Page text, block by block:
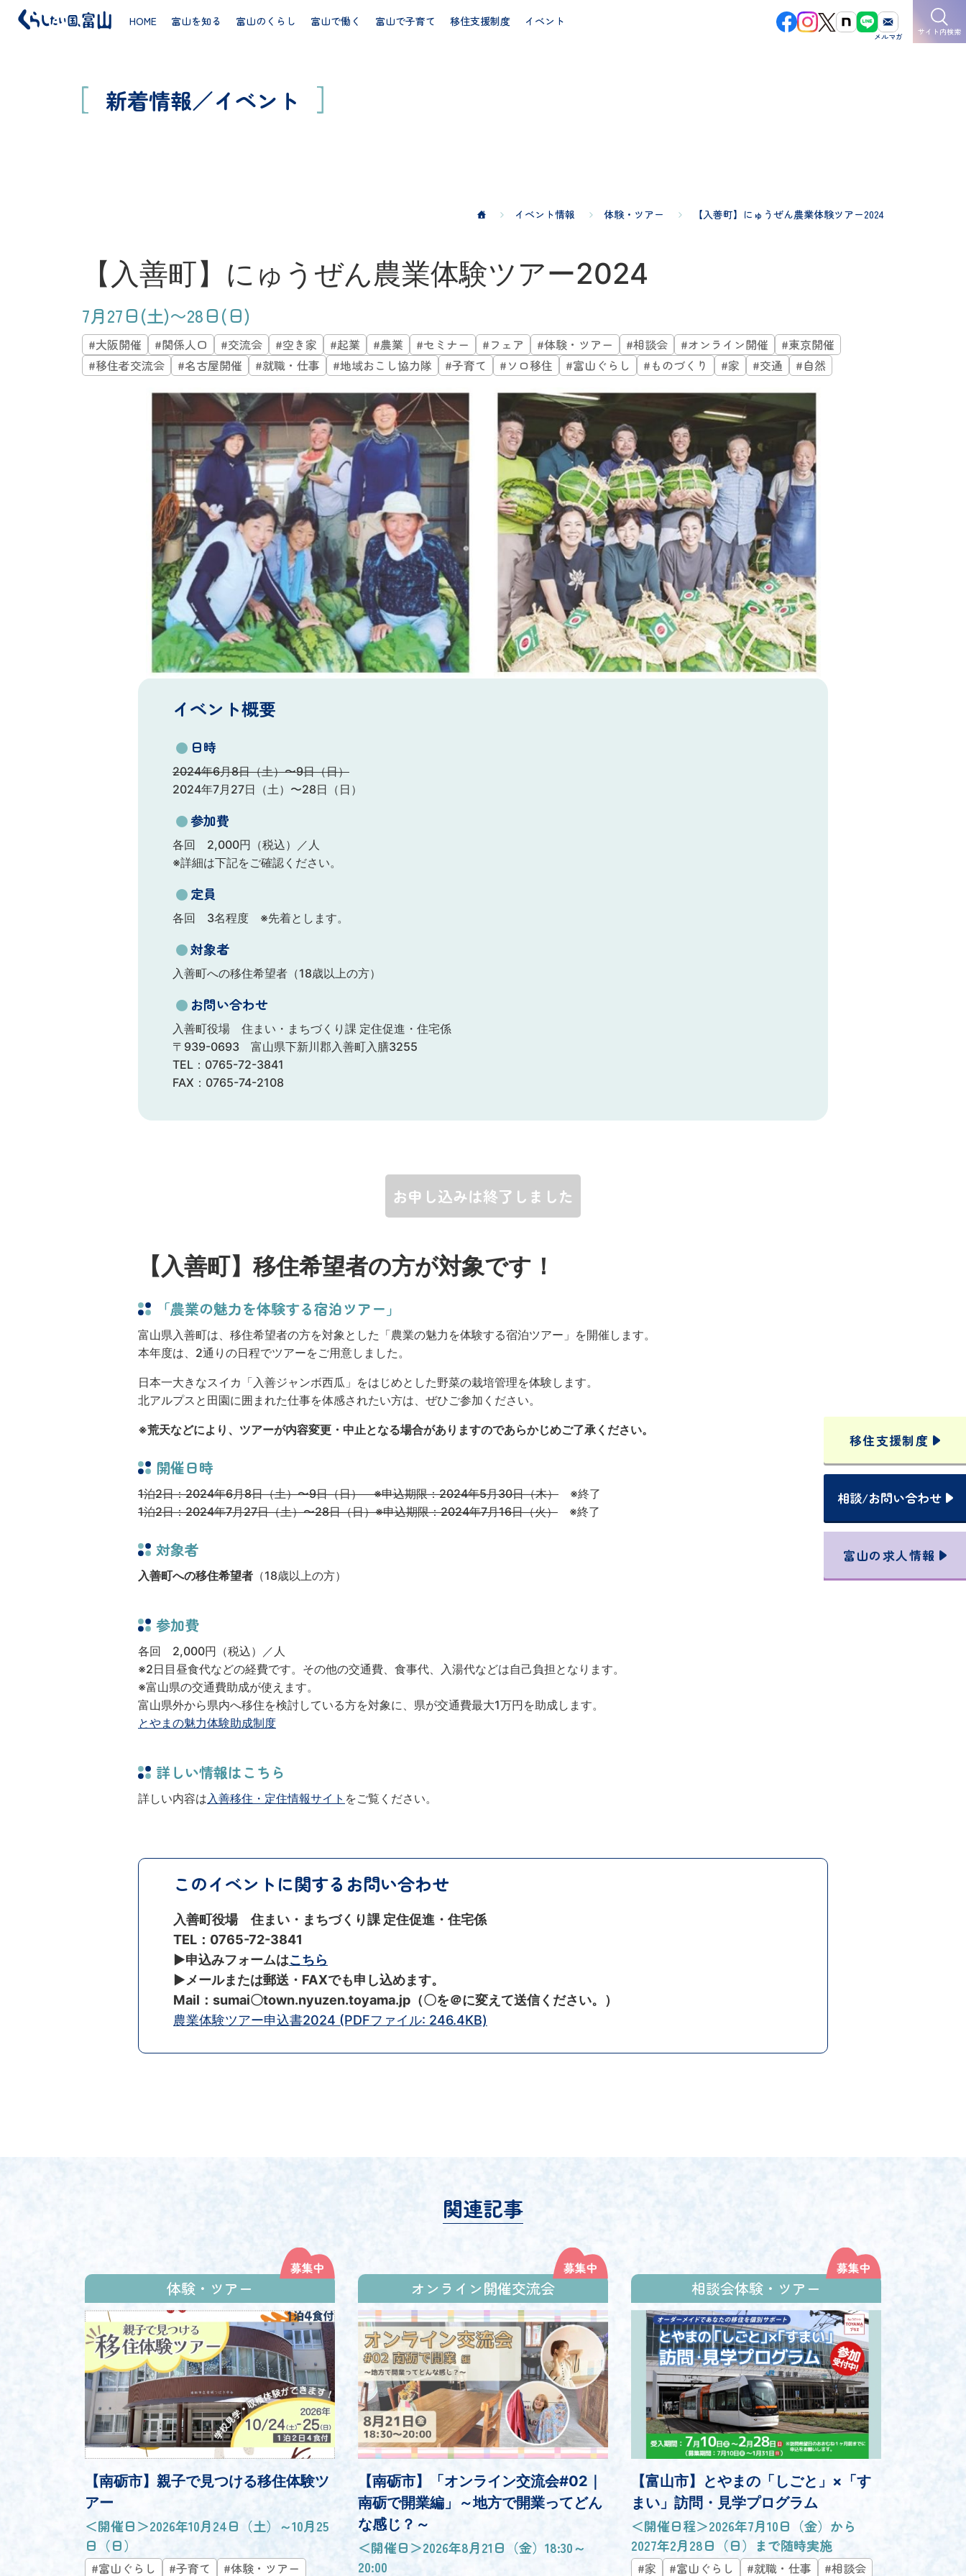
サイト内検索
HOME 富山を知る 富山のくらし 富山で働く 富山で子育て 移住支援制度 イベント
新着情報／イベント
イベント情報 体験・ツアー 【入善町】にゅうぜん農業体験ツアー2024
【入善町】にゅうぜん農業体験ツアー2024
7月27日(土)〜28日(日)
#大阪開催 #関係人口 #交流会 #空き家 #起業 #農業 #セミナー #フェア #体験・ツアー #相談会 #オンライン開催
#東京開催
#移住者交流会
#名古屋開催 #就職・仕事 #地域おこし協力隊 #子育て #ソロ移住 #富山ぐらし #ものづくり #家 #交通 #自然
イベント概要
● 日時
2024年6月8日（土）〜9日（日）
2024年7月27日（土）〜28日（日）
●参加費
各回 2,000円（税込）／人
※詳細は下記をご確認ください。
●定員
各回 3名程度 ※先着とします。
●対象者
入善町への移住希望者（18歳以上の方）
● お問い合わせ
入善町役場 住まい・まちづくり課 定住促進・住宅係
〒939-0693 富山県下新川郡入善町入膳3255
TEL：0765-72-3841
FAX：0765-74-2108
お申し込みは終了しました
【入善町】移住希望者の方が対象です！
「農業の魅力を体験する宿泊ツアー」
富山県入善町は、移住希望者の方を対象とした「農業の魅力を体験する宿泊ツアー」を開催します。
本年度は、2通りの日程でツアーをご用意しました。
日本一大きなスイカ「入善ジャンボ西瓜」をはじめとした野菜の栽培管理を体験します。
北アルプスと田園に囲まれた仕事を体感されたい方は、ぜひご参加ください。
※荒天などにより、ツアーが内容変更・中止となる場合がありますのであらかじめご了承ください。
開催日時
1泊2日：2024年6月8日（土）〜9日（日） ※申込期限：2024年5月30日（木） ※終了
1泊2日：2024年7月27日（土）〜28日（日）※申込期限：2024年7月16日（火） ※終了
対象者
入善町への移住希望者 （18歳以上の方）
参加費
各回 2,000円（税込）／人
※2日目昼食代などの経費です。その他の交通費、食事代、入湯代などは自己負担となります。
※富山県の交通費助成が使えます。
富山県外から県内へ移住を検討している方を対象に、県が交通費最大1万円を助成します。
とやまの魅力体験助成制度
詳しい情報はこちら
詳しい内容は入善移住・定住情報サイト をご覧ください。
このイベントに関するお問い合わせ
入善町役場
住まい・まちづくり課 定住促進・住宅係
TEL：0765-72-3841
▶︎申込みフォームはこちら
▶︎メールまたは郵送・FAXでも申し込めます。
Mail：sumai〇town.nyuzen.toyama.jp（〇を＠に変えて送信ください。）
農業体験ツアー申込書2024 (PDFファイル: 246.4KB)
関連記事
体験・ツアー
【南砺市】親子で見つける移住体験ツ
アー
＜開催日＞2026年10月24日（土）～10月25
日（日）
#富山ぐらし #子育て #体験・ツアー
オンライン開催交流会
【南砺市】「オンライン交流会#02｜
南砺で開業編」～地方で開業ってどん
な感じ？～
＜開催日＞2026年8月21日（金）18:30～
20:00
相談会体験・ツアー
【富山市】とやまの「しごと」×「す
まい」訪問・見学プログラム
＜開催日程＞2026年7月10日（金）から
2027年2月28日（日）まで随時実施
#家 #富山ぐらし #就職・仕事 #相談会
移住支援制度
相談/お問い合わせ
富山の求人情報